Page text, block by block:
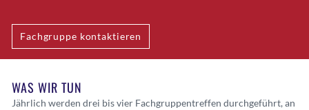
Fachgruppe kontaktieren
WAS WIR TUN
Jährlich werden drei bis vier Fachgruppentreffen durchgeführt, an